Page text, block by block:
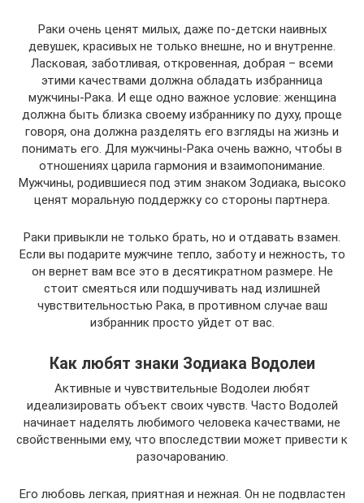
Раки очень ценят милых, даже по-детски наивных
девушек, красивых не только внешне, но и внутренне.
Ласковая, заботливая, откровенная, добрая – всеми
этими качествами должна обладать избранница
мужчины-Рака. И еще одно важное условие: женщина
должна быть близка своему избраннику по духу, проще
говоря, она должна разделять его взгляды на жизнь и
понимать его. Для мужчины-Рака очень важно, чтобы в
отношениях царила гармония и взаимопонимание.
Мужчины, родившиеся под этим знаком Зодиака, высоко
ценят моральную поддержку со стороны партнера.
Раки привыкли не только брать, но и отдавать взамен.
Если вы подарите мужчине тепло, заботу и нежность, то
он вернет вам все это в десятикратном размере. Не
стоит смеяться или подшучивать над излишней
чувствительностью Рака, в противном случае ваш
избранник просто уйдет от вас.
Как любят знаки Зодиака Водолеи
Активные и чувствительные Водолеи любят
идеализировать объект своих чувств. Часто Водолей
начинает наделять любимого человека качествами, не
свойственными ему, что впоследствии может привести к
разочарованию.
Его любовь легкая, приятная и нежная. Он не подвластен